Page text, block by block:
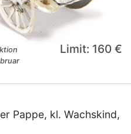
Limit: 160 €
Pappe, kl. Wachskind,